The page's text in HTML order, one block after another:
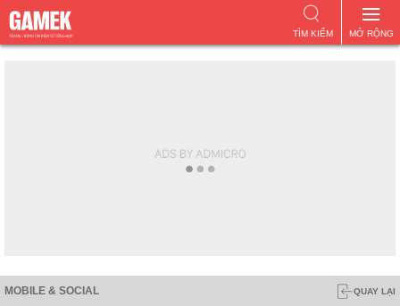
MỞ RỘNG
TÌM KIẾM
MOBILE & SOCIAL QUAY LẠI